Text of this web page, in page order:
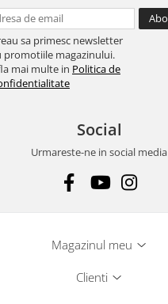
sa primesc newsletter
promotiile magazinului.
mai multe in Politica de
Social
Urmareste-ne in social media
Magazinul meu
Clienti